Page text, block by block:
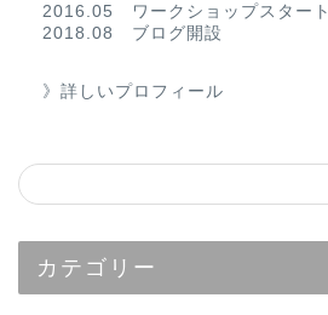
2016.05 ワークショップスタート
2018.08 ブログ開設
》詳しいプロフィール
カテゴリー